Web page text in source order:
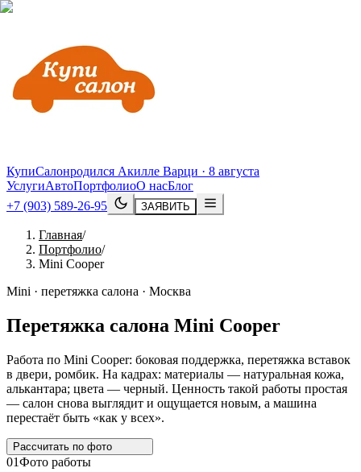
КупиСалонродился Акилле Варци · 8 августа
УслугиАвтоПортфолиоО насБлог
+7 (903) 589-26-95
ЗАЯВИТЬ
Главная/
Портфолио/
Mini Cooper
Mini · перетяжка салона · Москва
Перетяжка салона Mini Cooper
Работа по Mini Cooper: боковая поддержка, перетяжка вставок
в двери, ромбик. На кадрах: материалы — натуральная кожа,
алькантара; цвета — черный. Ценность такой работы простая
— салон снова выглядит и ощущается новым, а машина
перестаёт быть «как у всех».
Рассчитать по фото
01Фото работы